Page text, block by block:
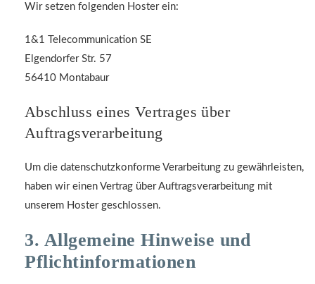
Wir setzen folgenden Hoster ein:
1&1 Telecommunication SE
Elgendorfer Str. 57
56410 Montabaur
Abschluss eines Vertrages über
Auftragsverarbeitung
Um die datenschutzkonforme Verarbeitung zu gewährleisten,
haben wir einen Vertrag über Auftragsverarbeitung mit
unserem Hoster geschlossen.
3. Allgemeine Hinweise und
Pflicht­informationen